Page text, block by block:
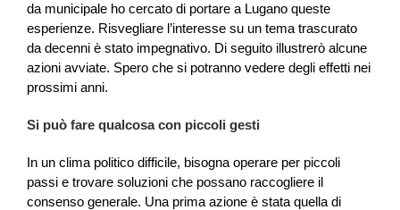
da municipale ho cercato di portare a Lugano queste
esperienze. Risvegliare l’interesse su un tema trascurato
da decenni è stato impegnativo. Di seguito illustrerò alcune
azioni avviate. Spero che si potranno vedere degli effetti nei
prossimi anni.
Si può fare qualcosa con piccoli gesti
In un clima politico difficile, bisogna operare per piccoli
passi e trovare soluzioni che possano raccogliere il
consenso generale. Una prima azione è stata quella di